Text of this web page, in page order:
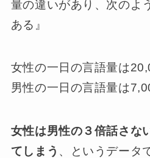
量の違いがあり、次のよ
ある』
女性の一日の言語量は
男性の一日の言語量は
女性は男性の３倍話さな
てしまう 、というデータ